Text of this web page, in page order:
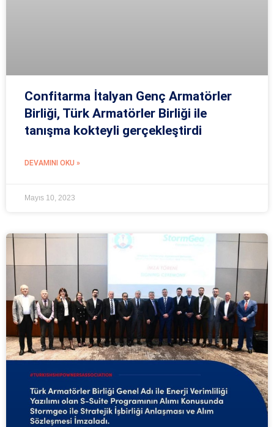
Confitarma İtalyan Genç Armatörler
Birliği, Türk Armatörler Birliği ile
tanışma kokteyli gerçekleştirdi
DEVAMINI OKU »
Mayıs 10, 2023